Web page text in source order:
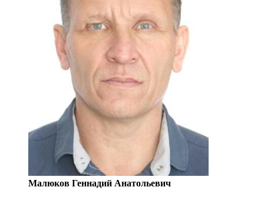
Малюков Геннадий Анатольевич